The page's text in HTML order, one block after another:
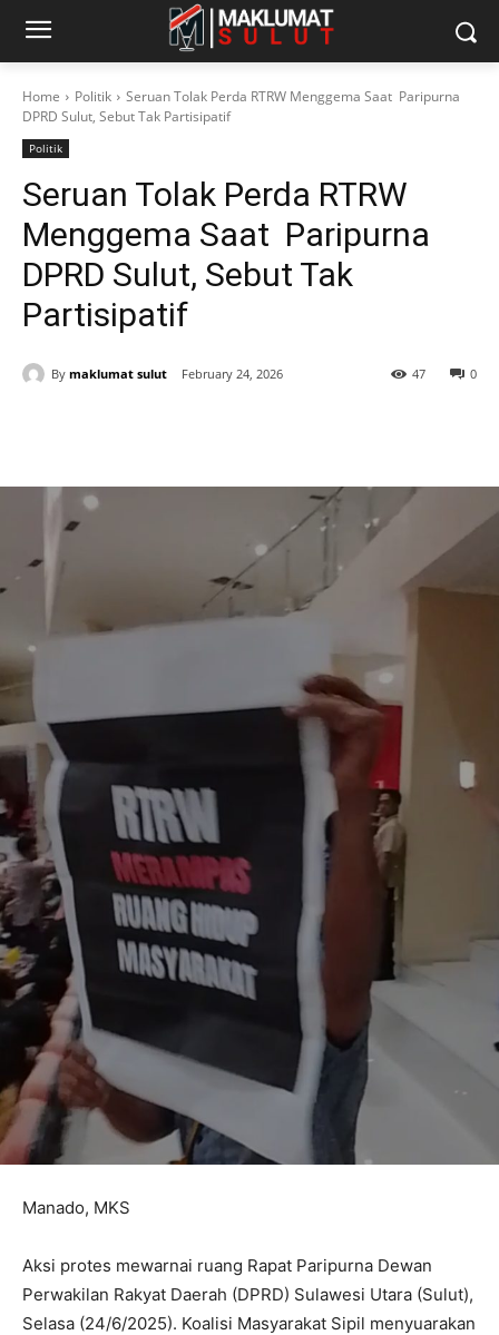
Home Politik
Seruan Tolak Perda RTRW Menggema Saat Paripurna
DPRD Sulut, Sebut Tak Partisipatif
Politik
Seruan Tolak Perda RTRW
Menggema Saat Paripurna
DPRD Sulut, Sebut Tak
Partisipatif
By maklumat sulut February 24, 2026 0
47
Manado, MKS
Aksi protes mewarnai ruang Rapat Paripurna Dewan
Perwakilan Rakyat Daerah (DPRD) Sulawesi Utara (Sulut),
Selasa (24/6/2025). Koalisi Masyarakat Sipil menyuarakan